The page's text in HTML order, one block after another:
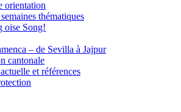
orientation
thématiques
oise Song!
– de Sevilla à Jajpur
cantonale
et références